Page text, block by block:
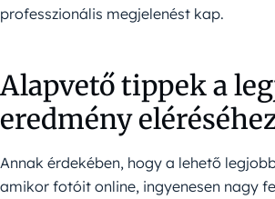
professzionális megjelenést kap.
Alapvető tippek a
eredmény
Annak érdekében, hogy a lehető
amikor fotóit online, ingyenesen nagy